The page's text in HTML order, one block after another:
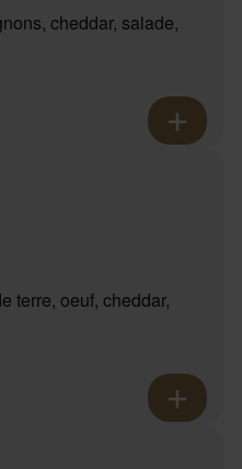
cheddar, salade,
terre, oeuf, cheddar,